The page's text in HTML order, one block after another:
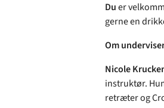
Duer
gerne en
Om
Nicole
instruktør.
retræter og